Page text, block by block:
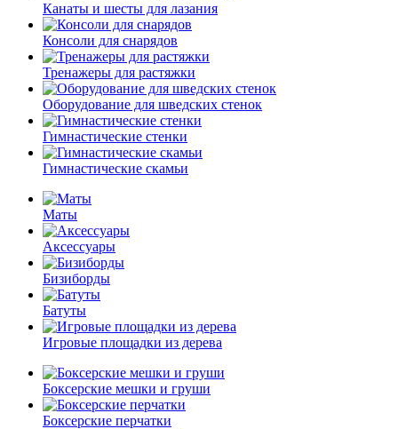
Канаты и шесты для лазания
Консоли для снарядов
Тренажеры для растяжки
Оборудование для шведских стенок
Гимнастические стенки
Гимнастические скамьи
Маты
Аксессуары
Бизиборды
Батуты
Игровые площадки из дерева
Боксерские мешки и груши
Боксерские перчатки